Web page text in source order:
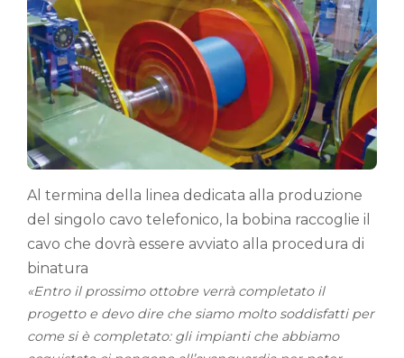
Al termina della linea dedicata alla produzione
del singolo cavo telefonico, la bobina raccoglie il
cavo che dovrà essere avviato alla procedura di
binatura
«Entro il prossimo ottobre verrà completato il
progetto e devo dire che siamo molto soddisfatti per
come si è completato: gli impianti che abbiamo